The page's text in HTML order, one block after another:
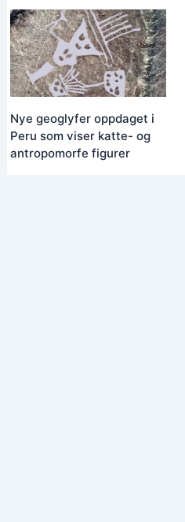
Nye geoglyfer oppdaget i
Peru som viser katte- og
antropomorfe figurer